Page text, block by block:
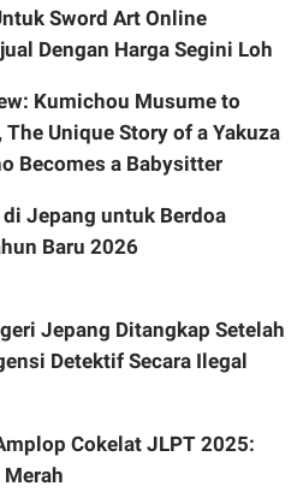
Sword Art Online
Dengan Harga Segini Loh
Kumichou Musume to
The Unique Story of a Yakuza
Becomes a Babysitter
Jepang untuk Berdoa
Baru 2026
Jepang Ditangkap Setelah
Detektif Secara Ilegal
Cokelat JLPT 2025: